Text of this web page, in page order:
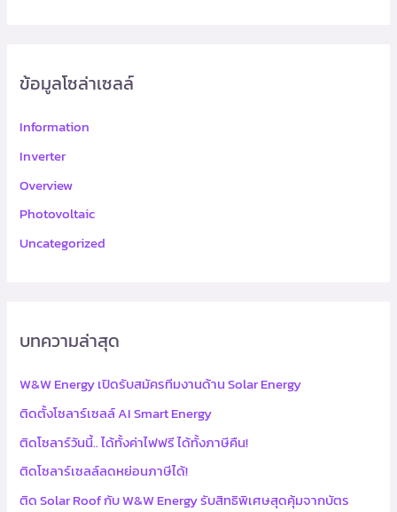
ข้อมูลโซล่าเซลล์
Information
Inverter
Overview
Photovoltaic
Uncategorized
บทความล่าสุด
W&W Energy เปิดรับสมัครทีมงานด้าน Solar Energy
ติดตั้งโซลาร์เซลล์ AI Smart Energy
ติดโซลาร์วันนี้.. ได้ทั้งค่าไฟฟรี ได้ทั้งภาษีคืน!
ติดโซลาร์เซลล์ลดหย่อนภาษีได้!
ติด Solar Roof กับ W&W Energy รับสิทธิพิเศษสุดคุ้มจากบัตร